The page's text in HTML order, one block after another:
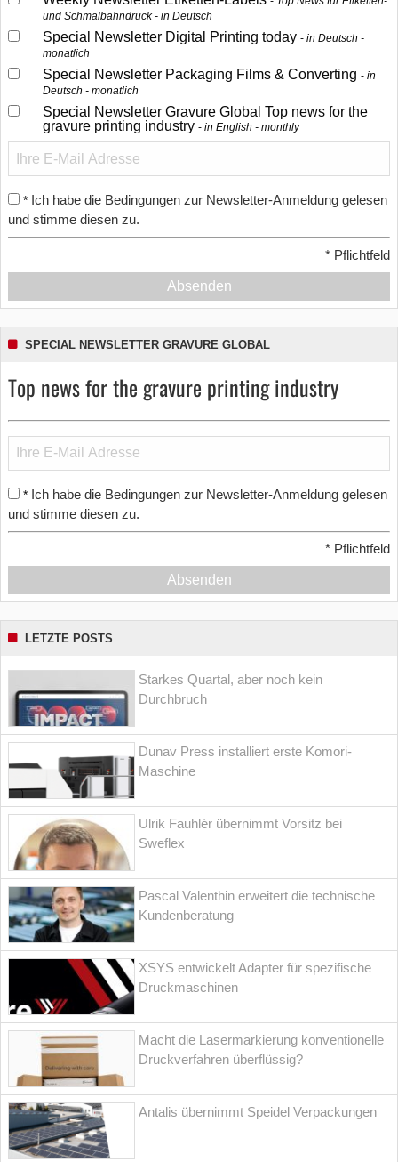
und Schmalbahndruck - in Deutsch
Special Newsletter Digital Printing today
in Deutsch -
monatlich
Special Newsletter Packaging Films & Converting
in
Deutsch - monatlich
Special Newsletter Gravure Global Top news for the
gravure printing industry
in English - monthly
* Ich habe die Bedingungen zur Newsletter-Anmeldung gelesen
und stimme diesen zu.
* Pflichtfeld
Absenden
SPECIAL NEWSLETTER GRAVURE GLOBAL
Top news for the gravure printing industry
* Ich habe die Bedingungen zur Newsletter-Anmeldung gelesen
und stimme diesen zu.
* Pflichtfeld
Absenden
LETZTE POSTS
Starkes Quartal, aber noch kein
Durchbruch
Dunav Press installiert erste Komori-
Maschine
Ulrik Fauhlér übernimmt Vorsitz bei
Sweflex
Pascal Valenthin erweitert die technische
Kundenberatung
XSYS entwickelt Adapter für spezifische
Druckmaschinen
Macht die Lasermarkierung konventionelle
Druckverfahren überflüssig?
Antalis übernimmt Speidel Verpackungen